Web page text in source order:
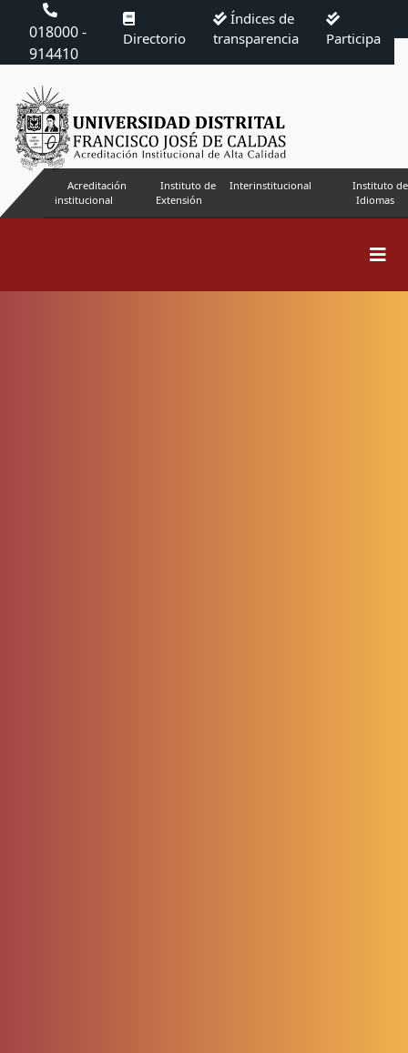
018000 -
914410
Directorio
Índices de
transparencia
Participa
Acreditación
institucional
Instituto de
Extensión
Interinstitucional
Instituto de
Idiomas